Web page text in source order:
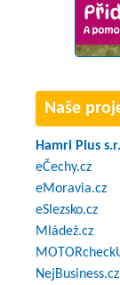
Naše
Hamri Plus
eČechy.cz
eMoravia.cz
eSlezsko.cz
Mládež.cz
NejBusiness.cz